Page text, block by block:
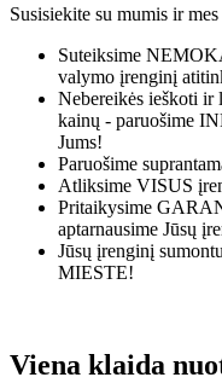
Susisiekite su mumis ir mes
Suteiksime
valymo įrenginį
Nebereikės ieškoti
kainų - paruošime
Jums!
Paruošime
Atliksime VISUS
Pritaikysime
aptarnausime Jūsų
Jūsų įrenginį
MIESTE!
Viena klaida